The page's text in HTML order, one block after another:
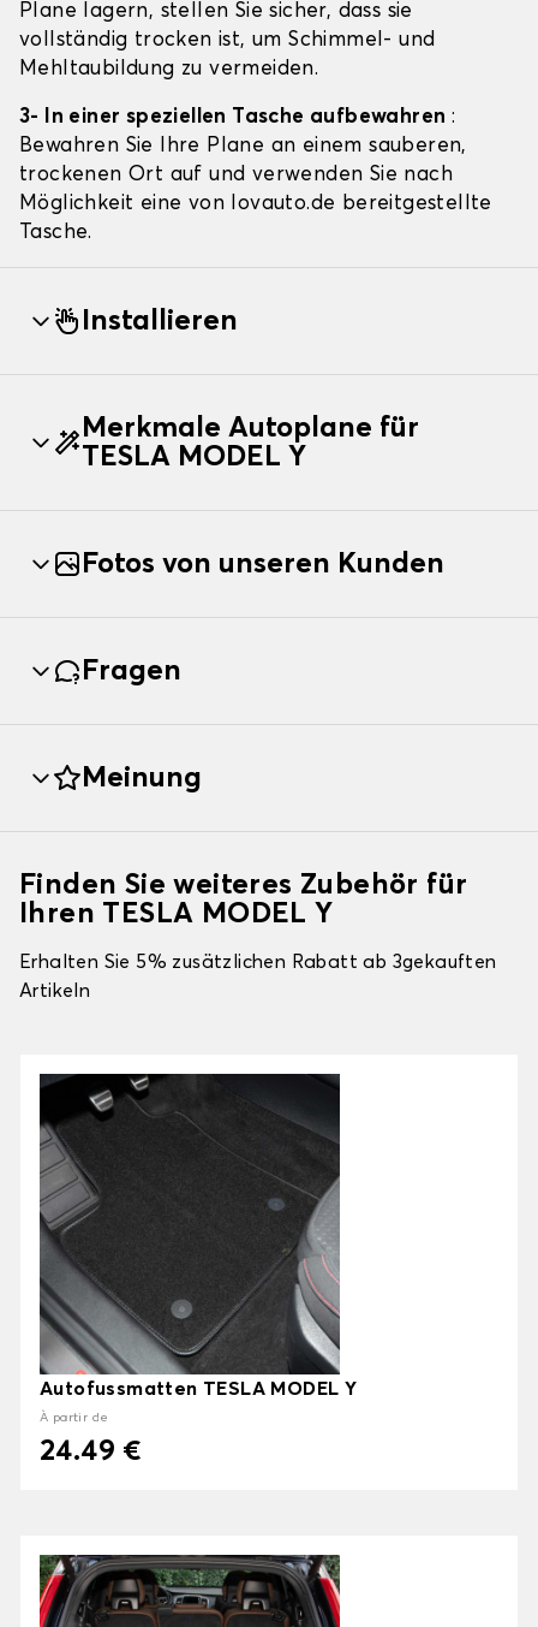
Plane lagern, stellen Sie sicher, dass sie
vollständig trocken ist, um Schimmel- und
Mehltaubildung zu vermeiden.
3- In einer speziellen Tasche aufbewahren :
Bewahren Sie Ihre Plane an einem sauberen,
trockenen Ort auf und verwenden Sie nach
Möglichkeit eine von lovauto.de bereitgestellte
Tasche.
Installieren
Merkmale Autoplane für
TESLA MODEL Y
Fotos von unseren Kunden
Fragen
Meinung
Finden Sie weiteres Zubehör für
Ihren TESLA MODEL Y
Erhalten Sie 5% zusätzlichen Rabatt ab 3gekauften
Artikeln
Autofussmatten TESLA MODEL Y
À partir de
24.49 €